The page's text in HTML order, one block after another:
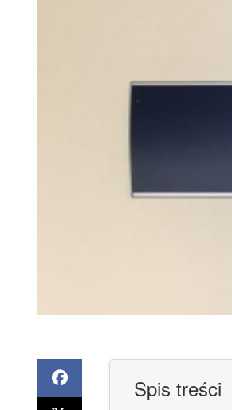
Spis treści